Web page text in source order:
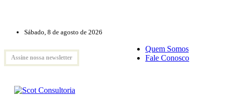
Sábado, 8 de agosto de 2026
Assine nossa newsletter
Quem Somos
Fale Conosco